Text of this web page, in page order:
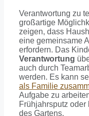
Verantwortung zu
großartige
zeigen, dass
eine gemeinsame
erfordern. Das
Verantwortung
auch durch
werden. Es kann
als Familie
Aufgabe zu
Frühjahrsputz oder
des Gartens.